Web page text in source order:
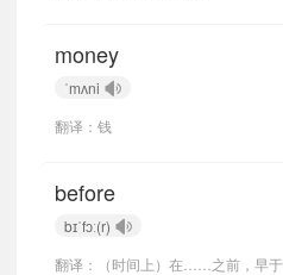
money
ˈmʌni
翻译：钱
before
bɪˈfɔː(r)
翻译：（时间上）在……之前，早